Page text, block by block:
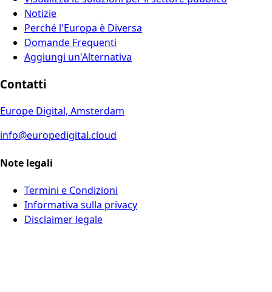
Notizie
Perché l'Europa è Diversa
Domande Frequenti
Aggiungi un'Alternativa
Contatti
Europe Digital, Amsterdam
info@europedigital.cloud
Note legali
Termini e Condizioni
Informativa sulla privacy
Disclaimer legale